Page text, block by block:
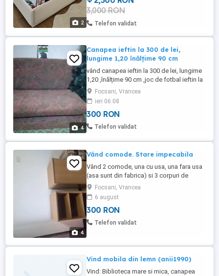
2
3,000 RON
Telefon validat
4
Canapea ieftin la 300 de lei,
lungime 1,20 înălțime 90 cm
vând canapea ieftin la 300 de lei, lungime
1,20 ,înălțime 90 cm ,joc de fotbal ieftin la
100 de lei, brad artificial ieftin la 100 de lei
mai mic ,150 de lei mai mare
Focsani, Vrancea
ieri 06:08
300 RON
Telefon validat
4
Vând comode. Stare impecabila
Vând 2 comode, una cu usa, una fara usa
(asa sunt din fabrica) si 3 corpuri de
perete. Dimensiuni comode 85 48 cu 40
adincime. Inaltimea de 85 cu tot cu
picioare. Picioarele sunt reglabile.
Dimensiuni corp perete 87 23 cu 17,5
adincime. Toate cele 3 corpuri de perete
Focsani, Vrancea
6 august
300 RON
Telefon validat
Vind mobila din lemn (anii1990)
Vind: Biblioteca mare si mica, canapea